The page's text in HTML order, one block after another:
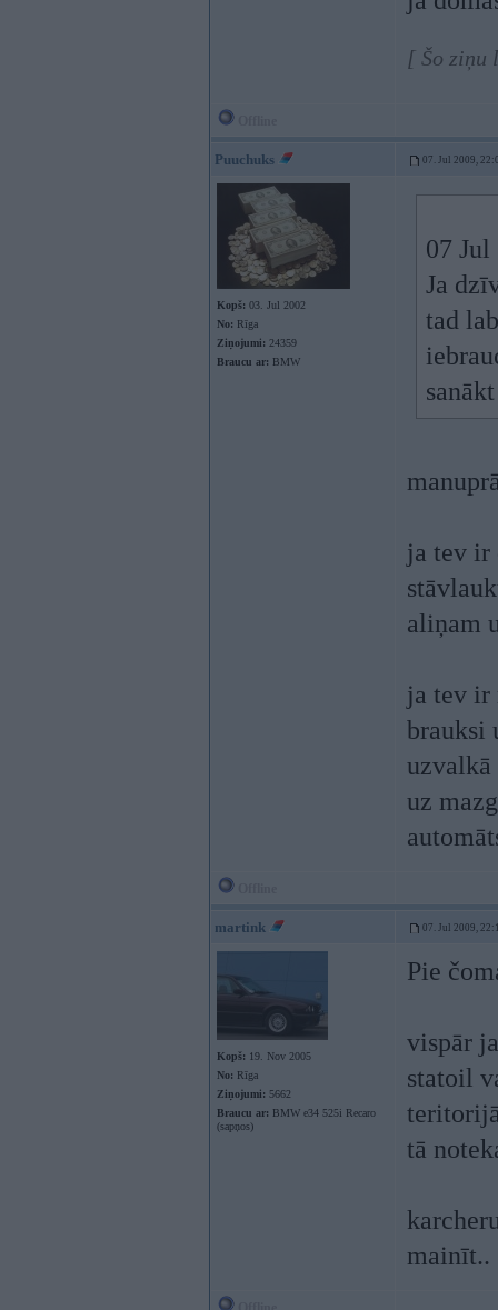
[ Šo ziņu
Puuchuks 07. Jul 2009,
Kopš: 03. Jul 2002
No: Rīga
Ziņojumi: 24359
Braucu ar: BMW
07
Ja
tad
ja tev ir
aliņam
ja tev ir
brauksi
uzvalkā
uz
martink 07. Jul 2009,
Kopš: 19. Nov 2005
No: Rīga
Ziņojumi: 5662
Braucu ar: BMW e34 525i Recaro
(sapņos)
Pie
vispār
statoil
tā
mainīt..